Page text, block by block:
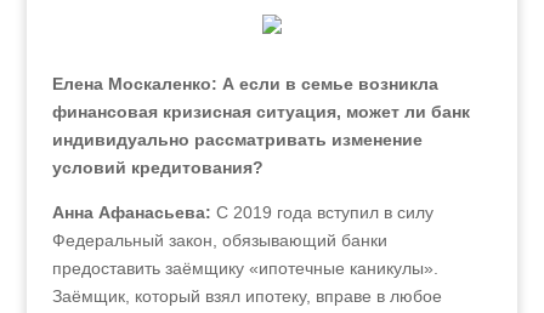
Елена Москаленко: А если в семье возникла
финансовая кризисная ситуация, может ли банк
индивидуально рассматривать изменение
условий кредитования?
Анна Афанасьева: С 2019 года вступил в силу
Федеральный закон, обязывающий банки
предоставить заёмщику «ипотечные каникулы».
Заёмщик, который взял ипотеку, вправе в любое